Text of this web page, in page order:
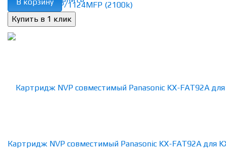
Картридж NVP совместимый Panasonic KX-FAT92A для